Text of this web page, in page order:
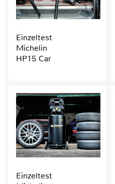
Einzeltest
Michelin
HP15 Car
Einzeltest